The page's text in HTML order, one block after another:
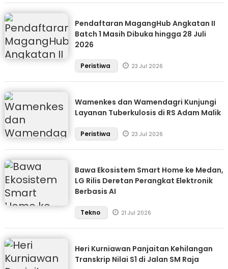
Pendaftaran MagangHub Angkatan II
Batch 1 Masih Dibuka hingga 28 Juli
2026
Peristiwa 23 Jul 2026
Wamenkes dan Wamendagri Kunjungi
Layanan Tuberkulosis di RS Adam Malik
Peristiwa 23 Jul 2026
Bawa Ekosistem Smart Home ke Medan,
LG Rilis Deretan Perangkat Elektronik
Berbasis AI
Tekno 21 Jul 2026
Heri Kurniawan Panjaitan Kehilangan
Transkrip Nilai S1 di Jalan SM Raja